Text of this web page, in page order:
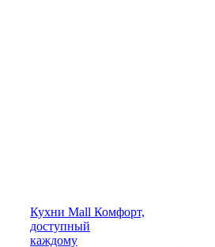
Кухни Mall Комфорт,
доступный
каждому